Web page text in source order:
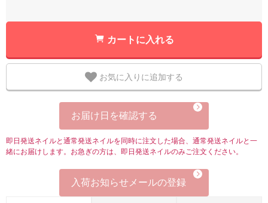
カートに入れる
お気に入りに追加する
お届け日を確認する
即日発送ネイルと通常発送ネイルを同時に注文した場合、通常発送ネイルと一
緒にお届けします。お急ぎの方は、即日発送ネイルのみご注文ください。
入荷お知らせメールの登録